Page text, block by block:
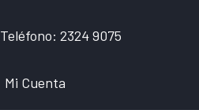
Teléfono: 2324 9075
Mi Cuenta